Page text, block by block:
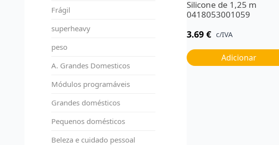
Frágil
superheavy
peso
A. Grandes Domesticos
Módulos programáveis
Grandes domésticos
Pequenos domésticos
Beleza e cuidado pessoal
Silicone de 1,25 m
0418053001059
3.69€ c/IVA
Adicionar